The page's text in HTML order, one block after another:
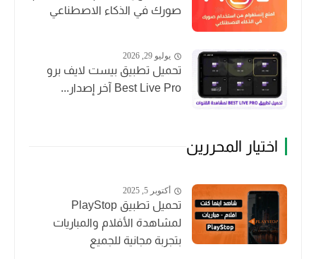
صورك في الذكاء الاصطناعي
يوليو 29, 2026
تحميل تطبيق بيست لايف برو
Best Live Pro آخر إصدار...
اختيار المحررين
أكتوبر 5, 2025
تحميل تطبيق PlayStop
لمشاهدة الأفلام والمباريات
بتجربة مجانية للجميع